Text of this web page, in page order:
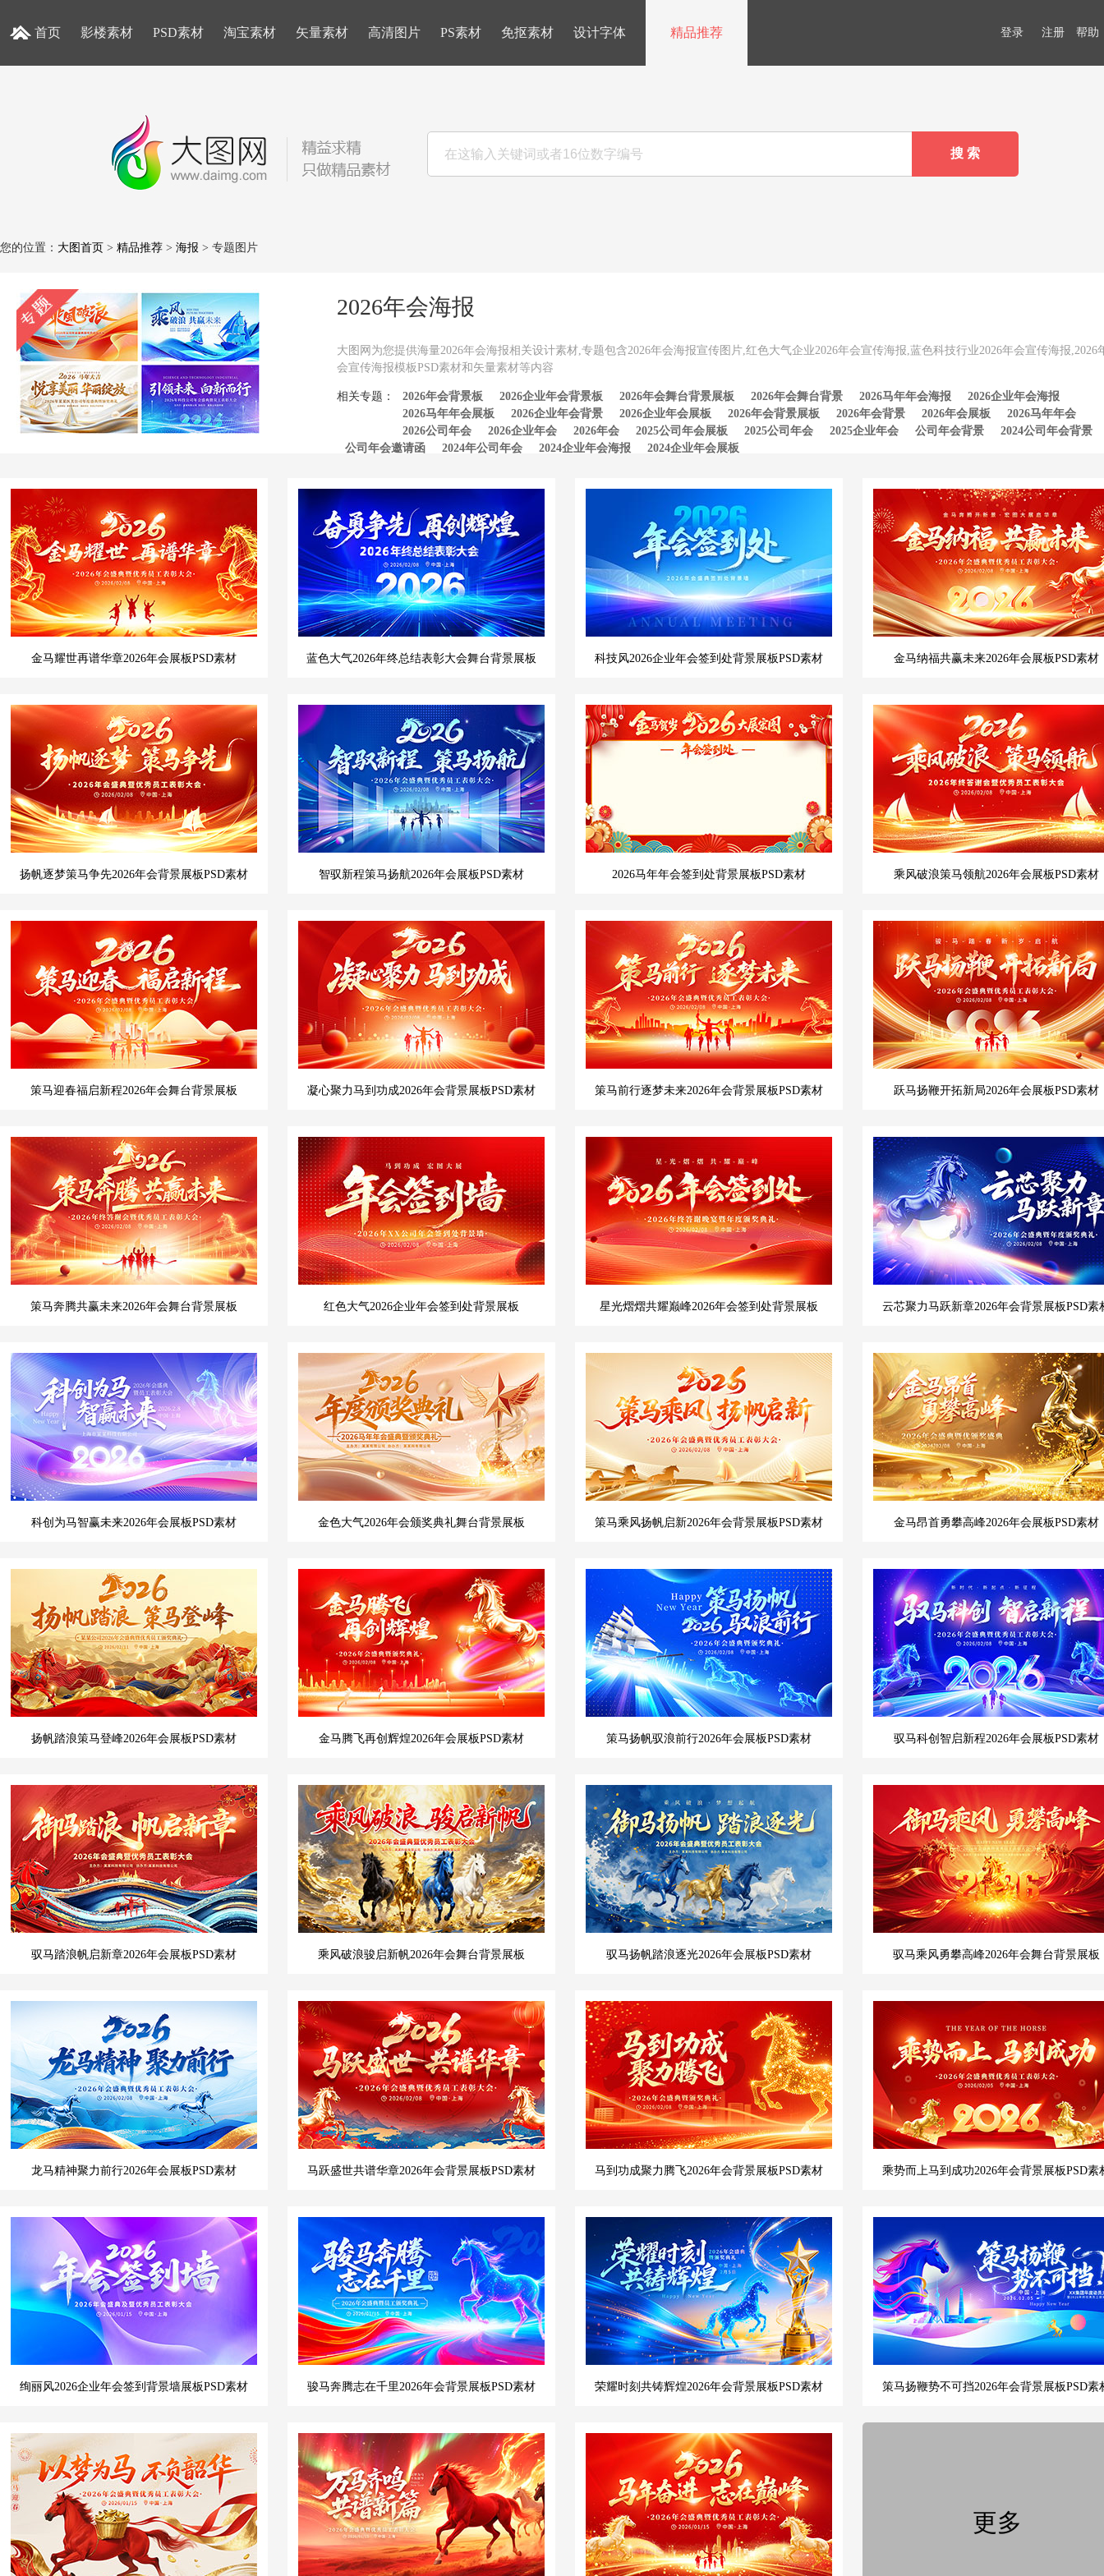
首页 影楼素材 PSD素材 淘宝素材 矢量素材 高清图片 PS素材 免抠素材 设计字体 精品推荐 登录 注册 帮助
您的位置： 大图首页 > 精品推荐 > 海报 > 专题图片
2026年会海报
大图网为您提供海量2026年会海报相关设计素材,专题包含2026年会海报宣传图片,红色大气企业2026年会宣传海报,蓝色科技行业2026年会宣传海报,2026
会宣传海报模板PSD素材和矢量素材等内容
相关专题： 2026年会背景板 2026企业年会背景板 2026年会舞台背景展板 2026年会舞台背景 2026马年年会海报
2026企业年会海报
2026马年年会展板
2026企业年会背景 2026企业年会展板 2026年会背景展板 2026年会背景 2026年会展板
2026马年年会
2026公司年会
2026企业年会 2026年会 2025公司年会展板 2025公司年会 2025企业年会 公司年会背景
2024公司年会背景
公司年会邀请函
2024年公司年会 2024企业年会海报 2024企业年会展板
金马耀世再谱华章2026年会展板PSD素材 蓝色大气2026年终总结表彰大会舞台背景展板 科技风2026企业年会签到处背景展板PSD素材 金马纳福共赢未来2026年会展板PSD素材
扬帆逐梦策马争先2026年会背景展板PSD素材 智驭新程策马扬航2026年会展板PSD素材 2026马年年会签到处背景展板PSD素材 乘风破浪策马领航2026年会展板PSD素材
策马迎春福启新程2026年会舞台背景展板 凝心聚力马到功成2026年会背景展板PSD素材 策马前行逐梦未来2026年会背景展板PSD素材 跃马扬鞭开拓新局2026年会展板PSD素材
策马奔腾共赢未来2026年会舞台背景展板 红色大气2026企业年会签到处背景展板 星光熠熠共耀巅峰2026年会签到处背景展板 云芯聚力马跃新章2026年会背景展板PSD素
科创为马智赢未来2026年会展板PSD素材 金色大气2026年会颁奖典礼舞台背景展板 策马乘风扬帆启新2026年会背景展板PSD素材 金马昂首勇攀高峰2026年会展板PSD素材
扬帆踏浪策马登峰2026年会展板PSD素材 金马腾飞再创辉煌2026年会展板PSD素材 策马扬帆驭浪前行2026年会展板PSD素材 驭马科创智启新程2026年会展板PSD素材
驭马踏浪帆启新章2026年会展板PSD素材 乘风破浪骏启新帆2026年会舞台背景展板 驭马扬帆踏浪逐光2026年会展板PSD素材 驭马乘风勇攀高峰2026年会舞台背景展板
龙马精神聚力前行2026年会展板PSD素材 马跃盛世共谱华章2026年会背景展板PSD素材 马到功成聚力腾飞2026年会背景展板PSD素材 乘势而上马到成功2026年会背景展板PSD素
绚丽风2026企业年会签到背景墙展板PSD素材 骏马奔腾志在千里2026年会背景展板PSD素材 荣耀时刻共铸辉煌2026年会背景展板PSD素材 策马扬鞭势不可挡2026年会背景展板PSD素